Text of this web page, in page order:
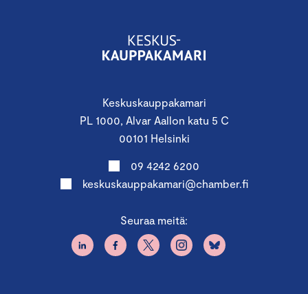
Keskuskauppakamari
PL 1000, Alvar Aallon katu 5 C
00101 Helsinki
09 4242 6200
keskuskauppakamari@chamber.fi
Seuraa meitä: